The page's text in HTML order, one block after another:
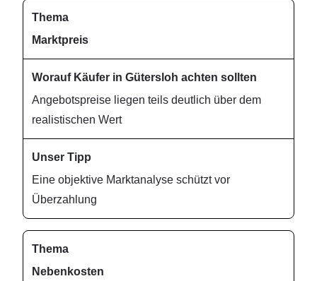
Marktpreis
Angebotspreise liegen teils deutlich über dem
realistischen Wert
Eine objektive Marktanalyse schützt vor
Überzahlung
Nebenkosten